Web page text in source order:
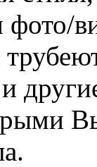
фото/